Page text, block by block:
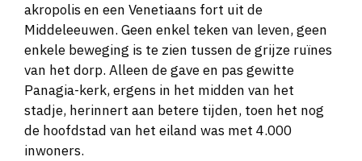
akropolis en een Venetiaans fort uit de
Middeleeuwen. Geen enkel teken van leven, geen
enkele beweging is te zien tussen de grijze ruïnes
van het dorp. Alleen de gave en pas gewitte
Panagia-kerk, ergens in het midden van het
stadje, herinnert aan betere tijden, toen het nog
de hoofdstad van het eiland was met 4.000
inwoners.